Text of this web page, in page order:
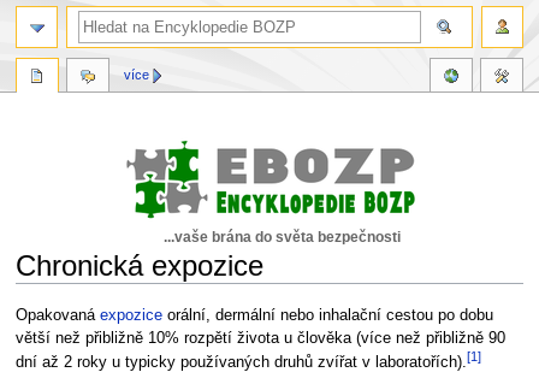
...vaše brána do světa bezpečnosti
Chronická expozice
Skočit
na
navigaci
Skočit
na
vyhledávání
Opakovaná expoziceorální, dermální nebo inhalační cestou po dobu
větší než přibližně 10% rozpětí života u člověka (více než přibližně 90
dní až 2 roky u typicky používaných druhů zvířat v laboratořích).[1]
více